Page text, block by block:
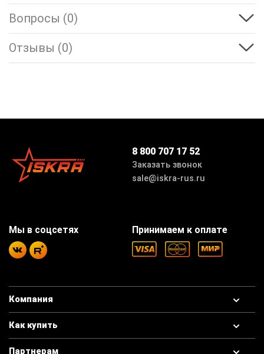
Вопросы (0)
Отзывы (0)
8 800 707 17 52
Заказать звонок
sale@iskra-rus.ru
Компания
Как купить
Партнерам
Принимаем к оплате
Мы в соцсетях